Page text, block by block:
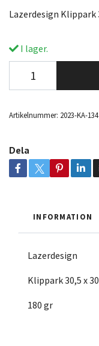
Lazerdesign Klippark
I lager.
Artikelnummer: 2023-KA-134
Dela
INFORMATION
Lazerdesign
Klippark 30,5 x
180 gr